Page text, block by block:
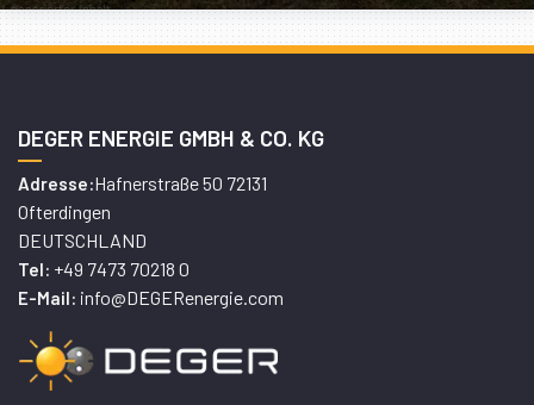
DEGER ENERGIE GMBH & CO. KG
Adresse:Hafnerstraße 50 72131
Ofterdingen
DEUTSCHLAND
Tel: +49 7473 70218 0
E-Mail: info@DEGERenergie.com